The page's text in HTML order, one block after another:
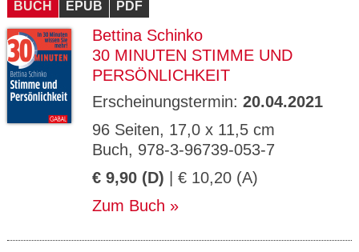
BUCH EPUB PDF
Bettina Schinko
30 MINUTEN STIMME UND
PERSÖNLICHKEIT
Erscheinungstermin: 20.04.2021
96 Seiten, 17,0 x 11,5 cm
Buch, 978-3-96739-053-7
€ 9,90 (D) | € 10,20 (A)
Zum Buch